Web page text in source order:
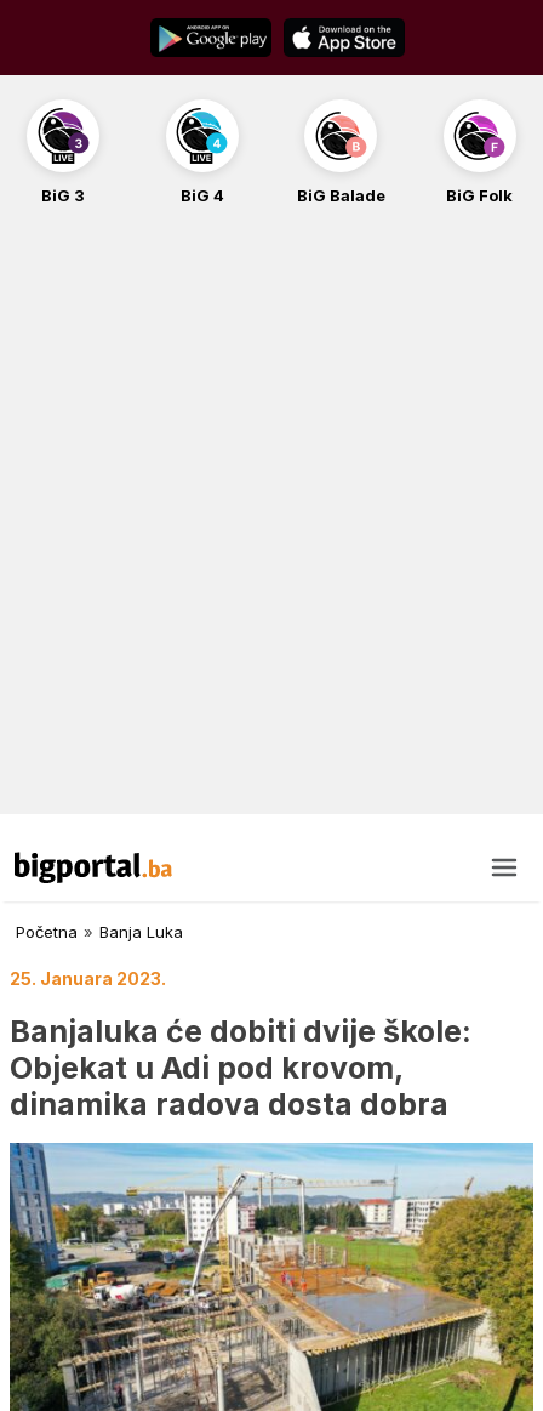
content
BiG 3 BiG 4 BiG Balade BiG Folk
Početna » Banja Luka
25. Januara 2023.
Banjaluka će dobiti dvije škole:
Objekat u Adi pod krovom,
dinamika radova dosta dobra